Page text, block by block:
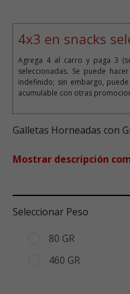
4x3 en snacks
Agrega 4 al carro y paga 3
seleccionadas. Se puede
indefinido; sin embargo,
acumulable con otras
Galletas Horneadas con
Mostrar descripción
Seleccionar Peso
80 GR
460 GR